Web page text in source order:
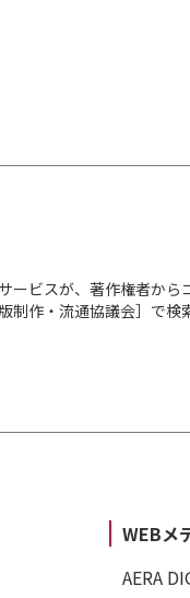
ビスが、著作権者か
制作・流通協議会］で検
WEBメ
AERA